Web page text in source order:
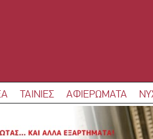
ΤΑΙΝΙΕΣ ΑΦΙΕΡΩΜΑΤΑ